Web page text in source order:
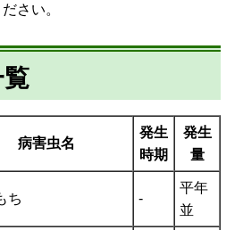
さい。
病害虫名
発生
時期
発生
量
ち -
平年
並